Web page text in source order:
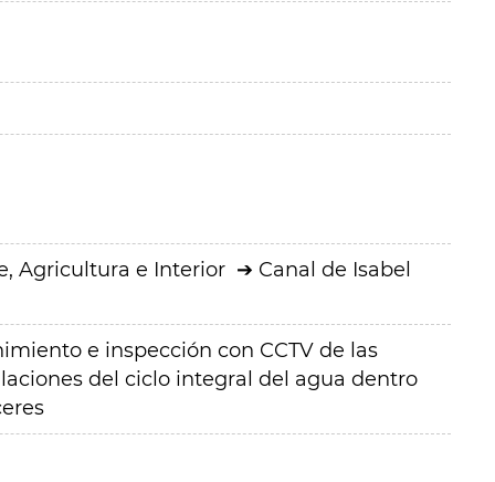
Agricultura e Interior Canal de Isabel
e inspección con CCTV de las
del ciclo integral del agua dentro